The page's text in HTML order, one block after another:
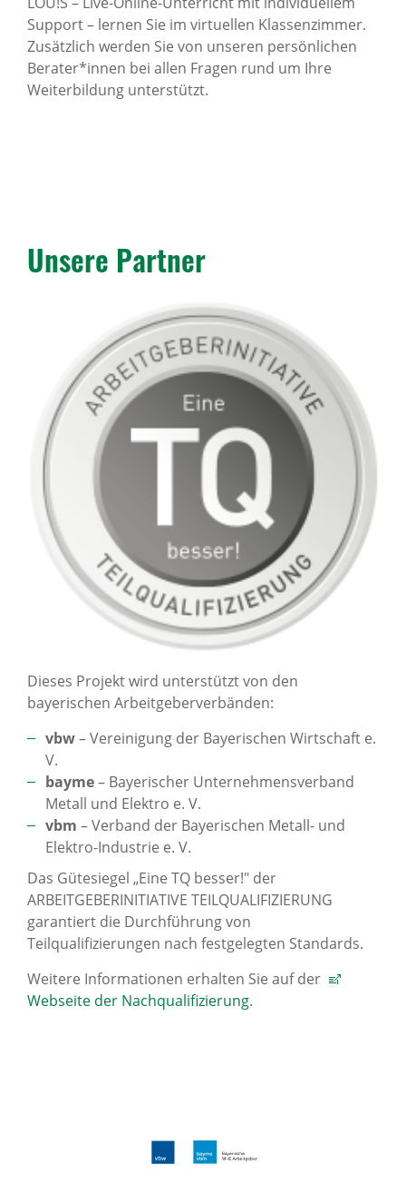
Support – lernen Sie im virtuellen Klassenzimmer.
Zusätzlich werden Sie von unseren persönlichen
Berater*innen bei allen Fragen rund um Ihre
Weiterbildung unterstützt.
Unsere Partner
Dieses Projekt wird unterstützt von den
bayerischen Arbeitgeberverbänden:
vbw– Vereinigung der Bayerischen Wirtschaft e.
V.
bayme– Bayerischer Unternehmensverband
Metall und Elektro e. V.
vbm – Verband der Bayerischen Metall- und
Elektro-Industrie e. V.
Das Gütesiegel „Eine TQ besser!" der
ARBEITGEBERINITIATIVE TEILQUALIFIZIERUNG
garantiert die Durchführung von
Teilqualifizierungen nach festgelegten Standards.
Weitere Informationen erhalten Sie auf der
Webseite der Nachqualifizierung.